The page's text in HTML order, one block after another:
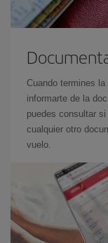
Cuando termines
informarte de la
puedes consultar
cualquier otro
vuelo.